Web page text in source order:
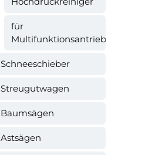
für
Multifunktionsantrieb
Schneeschieber
Streugutwagen
Baumsägen
Astsägen